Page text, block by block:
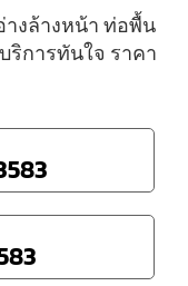
งล้างหน้า ท่อพื้น
ริการทันใจ ราคา